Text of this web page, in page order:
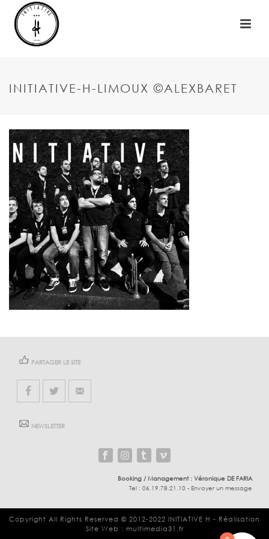
INITIATIVE-H-LIMOUX ©ALEXBARET
PARTAGER LE SITE
NEWSLETTER
Booking / Management : Véronique DE FARIA
Tel : 06.19.78.21.10- Envoyer un message
Copyright All Rights Reserved © 2012-2022 INITIATIVE H - Réalisation
Site Web : multimedia31.fr